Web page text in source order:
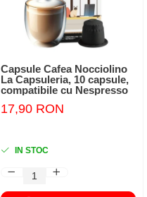
Capsule Cafea Nocciolino
La Capsuleria, 10 capsule,
compatibile cu Nespresso
17,90 RON
IN STOC